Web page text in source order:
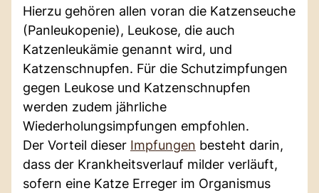
Hierzu gehören allen voran die Katzenseuche
(Panleukopenie), Leukose, die auch
Katzenleukämie genannt wird, und
Katzenschnupfen. Für die Schutzimpfungen
gegen Leukose und Katzenschnupfen
werden zudem jährliche
Wiederholungsimpfungen empfohlen.
Der Vorteil dieser Impfungen besteht darin,
dass der Krankheitsverlauf milder verläuft,
sofern eine Katze Erreger im Organismus